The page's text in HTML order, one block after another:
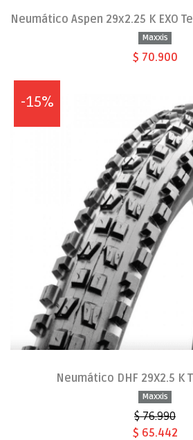
Maxxis
$ 70.900
-15%
Neumático DHF 29X2.5 K
Maxxis
$ 76.990
$ 65.442